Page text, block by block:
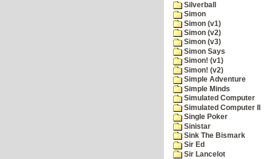
Silverball
Simon
Simon (v1)
Simon (v2)
Simon (v3)
Simon Says
Simon! (v1)
Simon! (v2)
Simple Adventure
Simple Minds
Simulated Computer
Simulated Computer II
Single Poker
Sinistar
Sink The Bismark
Sir Ed
Sir Lancelot